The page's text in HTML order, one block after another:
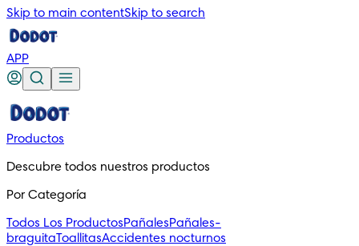
Skip to main contentSkip to search
APP
Productos
Descubre todos nuestros productos
Por Categoría
Todos Los ProductosPañalesPañales-
braguitaToallitasAccidentes nocturnos